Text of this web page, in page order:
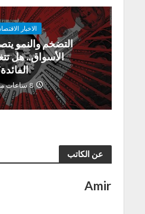
الاخبار
التضخم والنمو
الأسواق.. هل
8 ساعات مضى
عن الكاتب
Amir